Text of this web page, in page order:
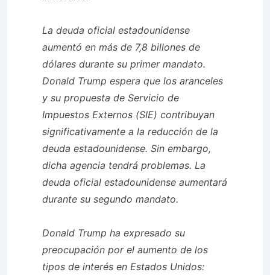
La deuda oficial estadounidense
aumentó en más de 7,8 billones de
dólares durante su primer mandato.
Donald Trump espera que los aranceles
y su propuesta de Servicio de
Impuestos Externos (SIE) contribuyan
significativamente a la reducción de la
deuda estadounidense. Sin embargo,
dicha agencia tendrá problemas. La
deuda oficial estadounidense aumentará
durante su segundo mandato.
Donald Trump ha expresado su
preocupación por el aumento de los
tipos de interés en Estados Unidos: